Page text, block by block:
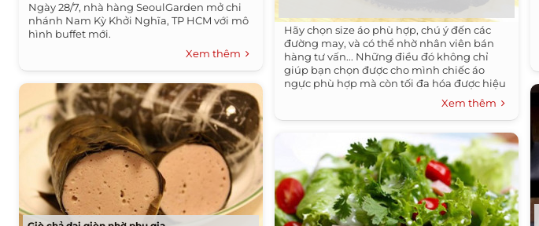
Ngày 28/7, nhà hàng SeoulGarden mở chi
nhánh Nam Kỳ Khởi Nghĩa, TP HCM với mô
hình buffet mới.
Xem thêm
Hãy chọn size áo phù hợp, chú ý đến các
đường may, và có thể nhờ nhân viên bán
hàng tư vấn... Những điều đó không chỉ
giúp bạn chọn được cho mình chiếc áo
ngực phù hợp mà còn tối đa hóa được hiệu
Xem thêm